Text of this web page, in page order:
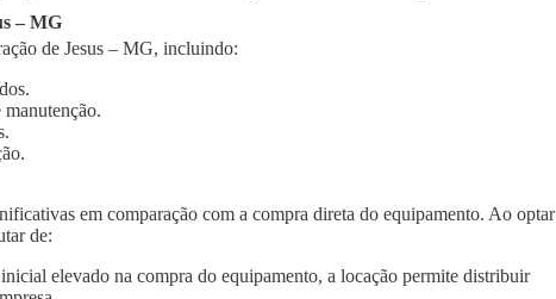
– MG
de Jesus – MG, incluindo:
em comparação com a compra direta do equipamento. Ao optar
de:
elevado na compra do equipamento, a locação permite distribuir